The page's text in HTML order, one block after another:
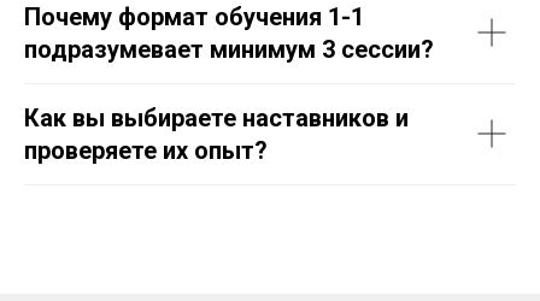
Почему формат обучения 1-1
подразумевает минимум 3 сессии?
Как вы выбираете наставников и
проверяете их опыт?